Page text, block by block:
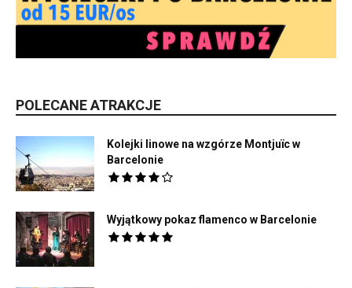
POLECANE ATRAKCJE
Kolejki linowe na wzgórze Montjuïc w
Barcelonie
Wyjątkowy pokaz flamenco w Barcelonie